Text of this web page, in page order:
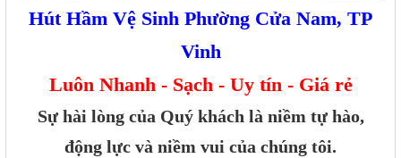
Hút Hầm Vệ Sinh Phường Cửa Nam, TP
Vinh
Luôn Nhanh - Sạch - Uy tín - Giá rẻ
Sự hài lòng của Quý khách là niềm tự hào,
động lực và niềm vui của chúng tôi.